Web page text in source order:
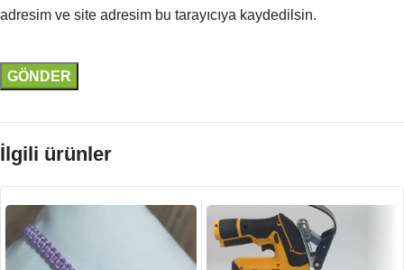
adresim ve site adresim bu tarayıcıya kaydedilsin.
İlgili ürünler